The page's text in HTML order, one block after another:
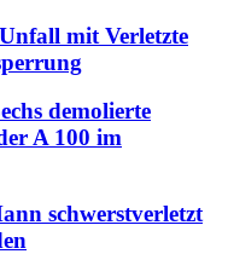
mit Verletzte
demolierte
A 100 im
schwerstverletzt